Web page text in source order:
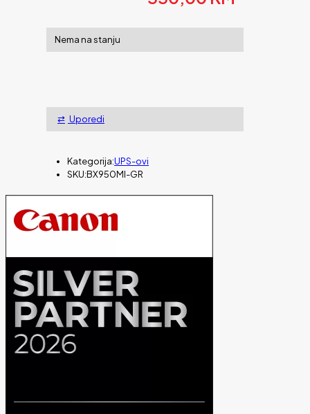
Nema na stanju
Uporedi
Kategorija:UPS-ovi
SKU:BX950MI-GR